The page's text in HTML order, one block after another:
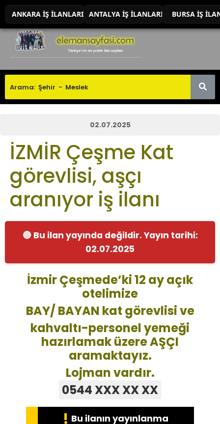
ANKARA İŞ İLANLARI ANTALYA İŞ İLANLARI BURSA İŞ
02.07.2025
İZMİR Çeşme Kat
görevlisi, aşçı
aranıyor iş ilanı
🔴 Bu ilan yayında değildir. Yayın tarihi:
02.07.2025
İzmir Çeşmede’ki 12 ay açık
otelimize
BAY/ BAYAN kat görevlisi ve
kahvaltı-personel yemeği
hazırlamak üzere AŞÇI
aramaktayız.
Lojman vardır.
0544 XXX XX XX
! Bu ilanın yayınlanma